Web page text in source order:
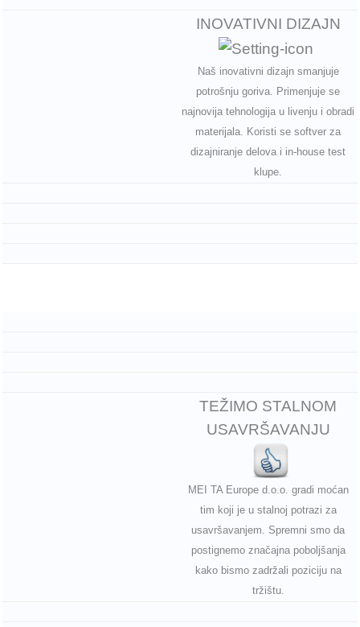
INOVATIVNI DIZAJN
Naš inovativni dizajn smanjuje
potrošnju goriva. Primenjuje se
najnovija tehnologija u livenju i obradi
materijala. Koristi se softver za
dizajniranje delova i in-house test
klupe.
TEŽIMO STALNOM
USAVRŠAVANJU
MEI TA Europe d.o.o. gradi moćan
tim koji je u stalnoj potrazi za
usavršavanjem. Spremni smo da
postignemo značajna poboljšanja
kako bismo zadržali poziciju na
tržištu.